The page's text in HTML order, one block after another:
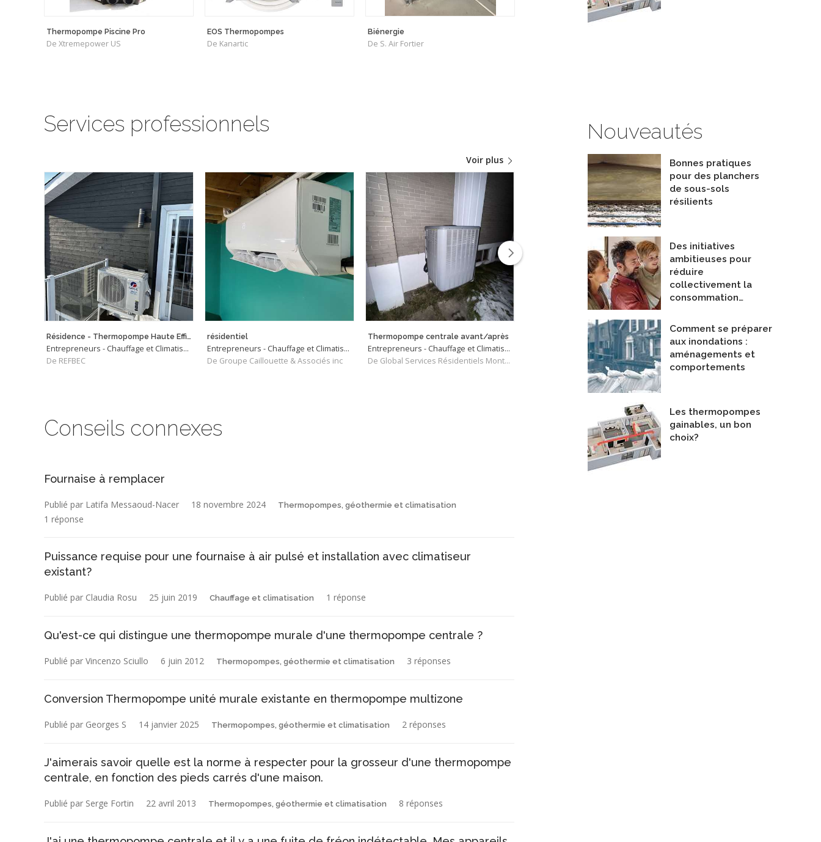
Nouveautés
Bonnes pratiques
pour des planchers
de sous-sols
résilients
Des initiatives
ambitieuses pour
réduire
collectivement la
consommation…
Comment se préparer
aux inondations :
aménagements et
comportements
Les thermopompes
gainables, un bon
choix?
Thermopompe Piscine Pro
De Xtremepower US
EOS Thermopompes
De Kanartic
Biénergie
De S. Air Fortier
Services professionnels
Voir plus
Résidence - Thermopompe Haute Efficacité
Entrepreneurs - Chauffage et Climatisation
De REFBEC
résidentiel
Entrepreneurs - Chauffage et Climatisation
De Groupe Caillouette & Associés inc
Thermopompe centrale avant/après
Entrepreneurs - Chauffage et Climatisation
De Global Services Résidentiels Montréal
De Réfrigération RoxTone
Conseils connexes
Fournaise à remplacer
Publié par Latifa Messaoud-Nacer 18 novembre 2024 Thermopompes, géothermie et climatisation
1 réponse
Puissance requise pour une fournaise à air pulsé et installation avec climatiseur
existant?
Publié par Claudia Rosu 25 juin 2019 Chauffage et climatisation 1 réponse
Qu'est-ce qui distingue une thermopompe murale d'une thermopompe centrale ?
Publié par Vincenzo Sciullo 6 juin 2012 Thermopompes, géothermie et climatisation 3 réponses
Conversion Thermopompe unité murale existante en thermopompe multizone
Publié par Georges S 14 janvier 2025 Thermopompes, géothermie et climatisation 2 réponses
J'aimerais savoir quelle est la norme à respecter pour la grosseur d'une thermopompe
centrale, en fonction des pieds carrés d'une maison.
Publié par Serge Fortin 22 avril 2013 Thermopompes, géothermie et climatisation 8 réponses